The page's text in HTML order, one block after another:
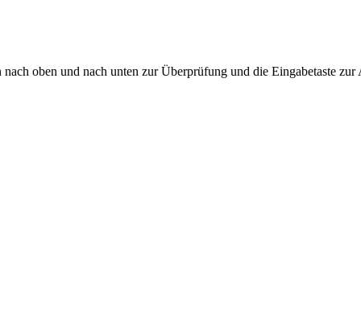
oben und nach unten zur Überprüfung und die Eingabetaste zur